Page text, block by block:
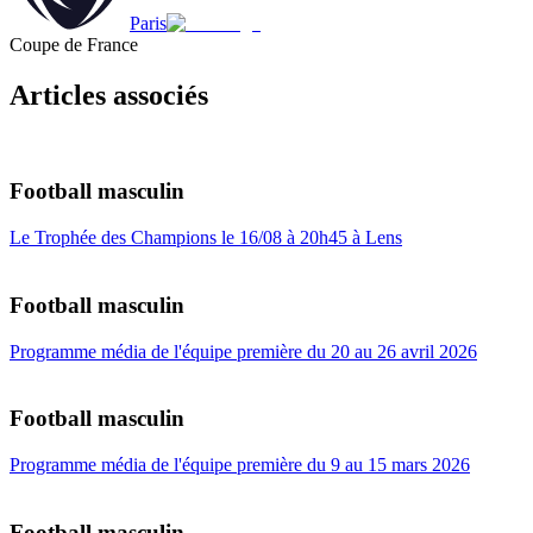
Paris
Coupe de France
Articles associés
Football masculin
Le Trophée des Champions le 16/08 à 20h45 à Lens
Football masculin
Programme média de l'équipe première du 20 au 26 avril 2026
Football masculin
Programme média de l'équipe première du 9 au 15 mars 2026